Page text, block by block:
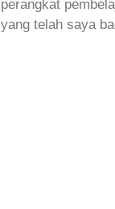
perangkat
yang telah saya